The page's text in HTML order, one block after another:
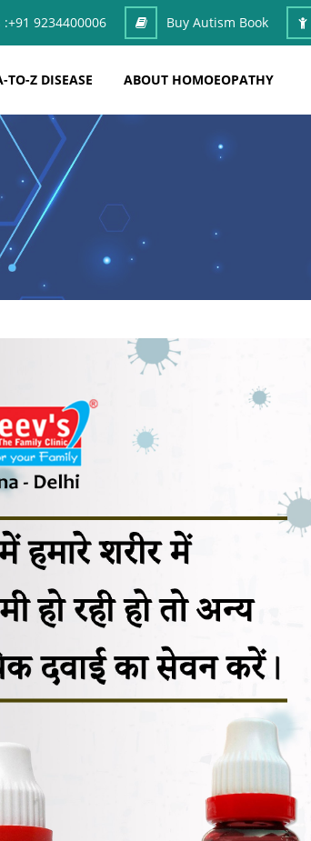
:+91 9234400006 Buy Autism Book
TO-Z DISEASE ABOUT HOMOEOPATHY